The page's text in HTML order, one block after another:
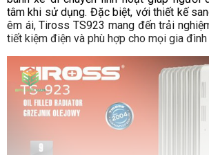
tâm khi sử dụng. Đặc biệt, với thiết kế
êm ái, Tiross TS923 mang đến trải
tiết kiệm điện và phù hợp cho mọi gia đình